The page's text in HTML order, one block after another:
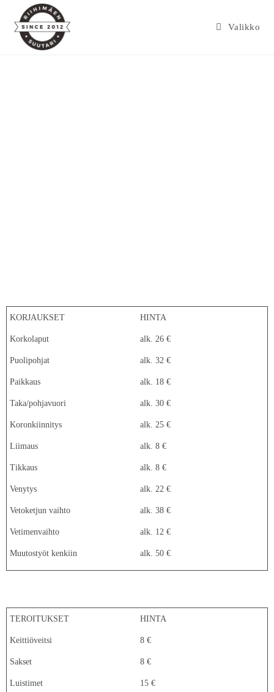
Valikko
KORJAUKSET HINTA
Korkolaput alk. 26 €
Puolipohjat alk. 32 €
Paikkaus alk. 18 €
Taka/pohjavuori alk. 30 €
Koronkiinnitys alk. 25 €
Liimaus alk. 8 €
Tikkaus alk. 8 €
Venytys alk. 22 €
Vetoketjun vaihto alk. 38 €
Vetimenvaihto alk. 12 €
Muutostyöt kenkiin alk. 50 €
TEROITUKSET HINTA
Keittiöveitsi 8 €
Sakset 8 €
Luistimet 15 €